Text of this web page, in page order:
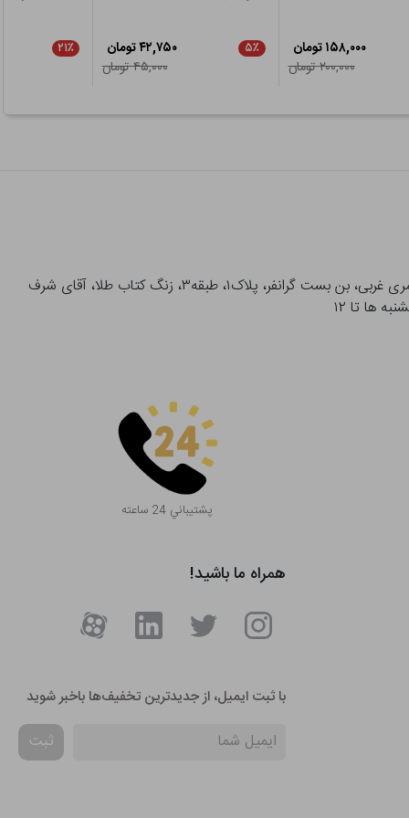
۱۵۸,۰۰۰ تومان
۲۰۰,۰۰۰ تومان
۵٪
۴۲,۷۵۰ تومان
۴۵,۰۰۰ تومان
۲۱٪
آدرس تحویل حضوری سفارشات: میدان انقلاب، خیابان انقلاب، خیابان ۱۲ فروردین، خیابان شهدای ژاندارمری غربی، بن بست گرانفر، پلاک۱، طبقه۳، زنگ کتاب طلا، آقای شرف
پشتيباني 24 ساعته
همراه ما باشید!
با ثبت ایمیل، از جدید‌ترین تخفیف‌ها با‌خبر شوید
ثبت